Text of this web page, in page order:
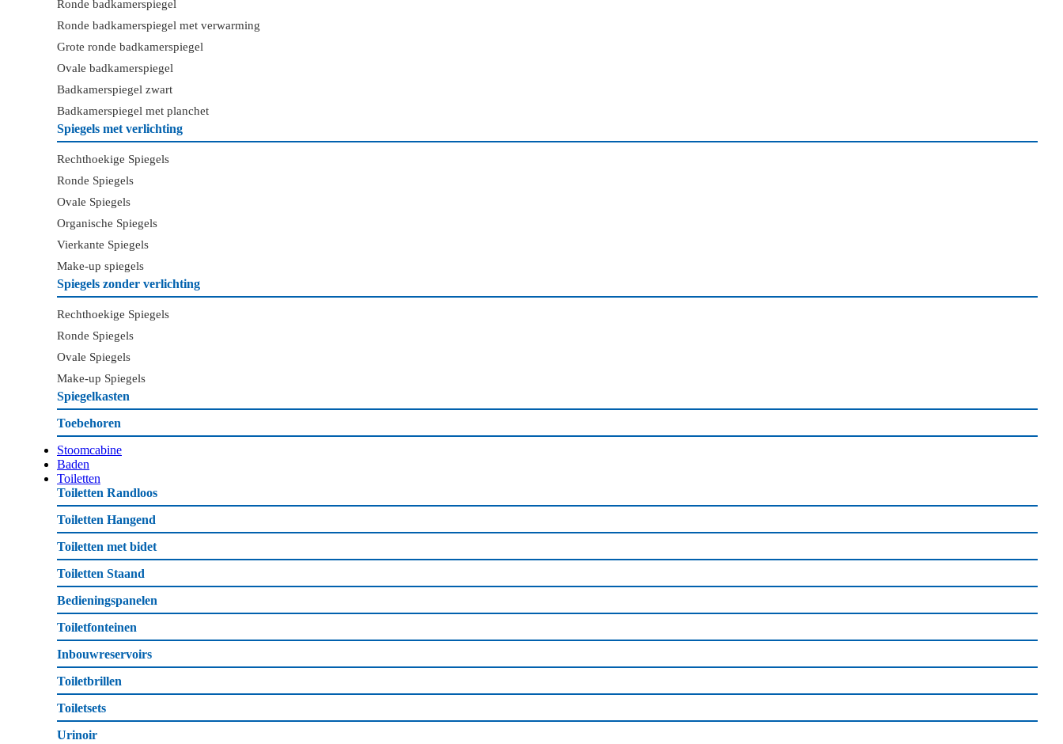
Ronde badkamerspiegel
Ronde badkamerspiegel met verwarming
Grote ronde badkamerspiegel
Ovale badkamerspiegel
Badkamerspiegel zwart
Badkamerspiegel met planchet
Spiegels met verlichting
Rechthoekige Spiegels
Ronde Spiegels
Ovale Spiegels
Organische Spiegels
Vierkante Spiegels
Make-up spiegels
Spiegels zonder verlichting
Rechthoekige Spiegels
Ronde Spiegels
Ovale Spiegels
Make-up Spiegels
Spiegelkasten
Toebehoren
Stoomcabine
Baden
Toiletten
Toiletten Randloos
Toiletten Hangend
Toiletten met bidet
Toiletten Staand
Bedieningspanelen
Toiletfonteinen
Inbouwreservoirs
Toiletbrillen
Toiletsets
Urinoir